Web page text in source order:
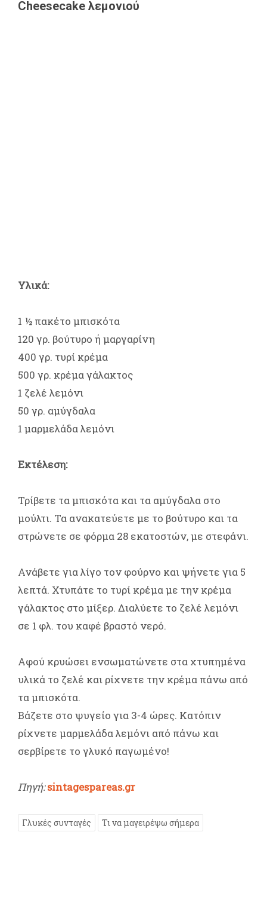
Cheesecake λεμονιού
Υλικά:
1 ½ πακέτο μπισκότα
120 γρ. βούτυρο ή μαργαρίνη
400 γρ. τυρί κρέμα
500 γρ. κρέμα γάλακτος
1 ζελέ λεμόνι
50 γρ. αμύγδαλα
1 μαρμελάδα λεμόνι
Eκτέλεση:
Τρίβετε τα μπισκότα και τα αμύγδαλα στο
μούλτι. Τα ανακατεύετε με το βούτυρο και τα
στρώνετε σε φόρμα 28 εκατοστών, με στεφάνι.
Ανάβετε για λίγο τον φούρνο και ψήνετε για 5
λεπτά. Χτυπάτε το τυρί κρέμα με την κρέμα
γάλακτος στο μίξερ. Διαλύετε το ζελέ λεμόνι
σε 1 φλ. του καφέ βραστό νερό.
Αφού κρυώσει ενσωματώνετε στα χτυπημένα
υλικά το ζελέ και ρίχνετε την κρέμα πάνω από
τα μπισκότα.
Βάζετε στο ψυγείο για 3-4 ώρες. Κατόπιν
ρίχνετε μαρμελάδα λεμόνι από πάνω και
σερβίρετε το γλυκό παγωμένο!
Πηγή: sintagespareas.gr
Γλυκές συνταγές Τι να μαγειρέψω σήμερα